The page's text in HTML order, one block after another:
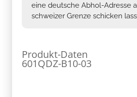
eine deutsche Abhol-Adresse
schweizer Grenze schicken
Produkt-Daten
601QDZ-B10-03